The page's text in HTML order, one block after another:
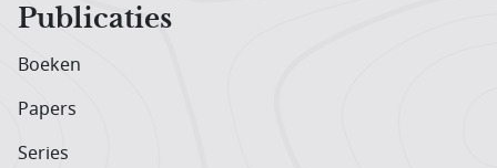
Publicaties
Boeken
Papers
Series